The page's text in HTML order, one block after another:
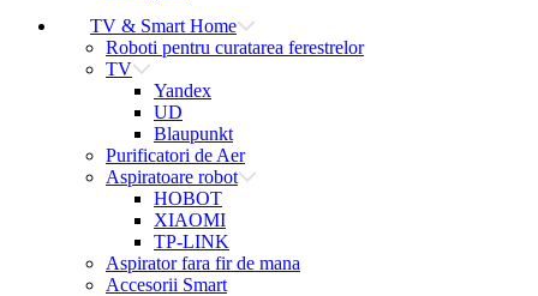
TV & Smart Home
Roboti pentru curatarea ferestrelor
TV
Yandex
UD
Blaupunkt
Purificatori de Aer
Aspiratoare robot
HOBOT
XIAOMI
TP-LINK
Aspirator fara fir de mana
Accesorii Smart